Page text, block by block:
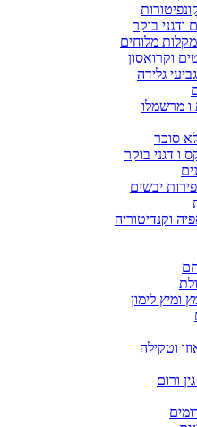
בוקר
מקלות מלוחים
וקרואסון
גלידה
ו מרשמלו
סוכר
ו דגני בוקר
יבשים
וקנדיטוריה
ומיץ לימון
וטקילה
ורום